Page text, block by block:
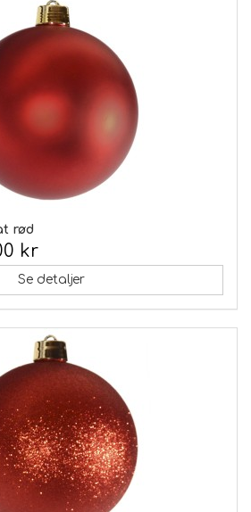
rød
kr
Se detaljer